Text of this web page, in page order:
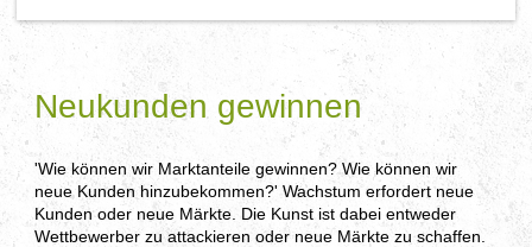
Neukunden gewinnen
'Wie können wir Marktanteile gewinnen? Wie können wir
neue Kunden hinzubekommen?' Wachstum erfordert neue
Kunden oder neue Märkte. Die Kunst ist dabei entweder
Wettbewerber zu attackieren oder neue Märkte zu schaffen.